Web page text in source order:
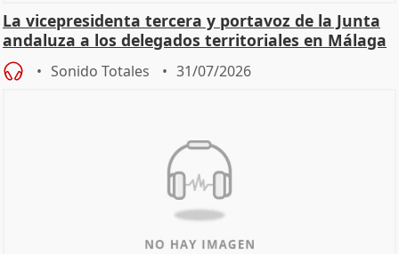
La vicepresidenta tercera y portavoz de la Junta
andaluza a los delegados territoriales en Málaga
Sonido Totales 31/07/2026